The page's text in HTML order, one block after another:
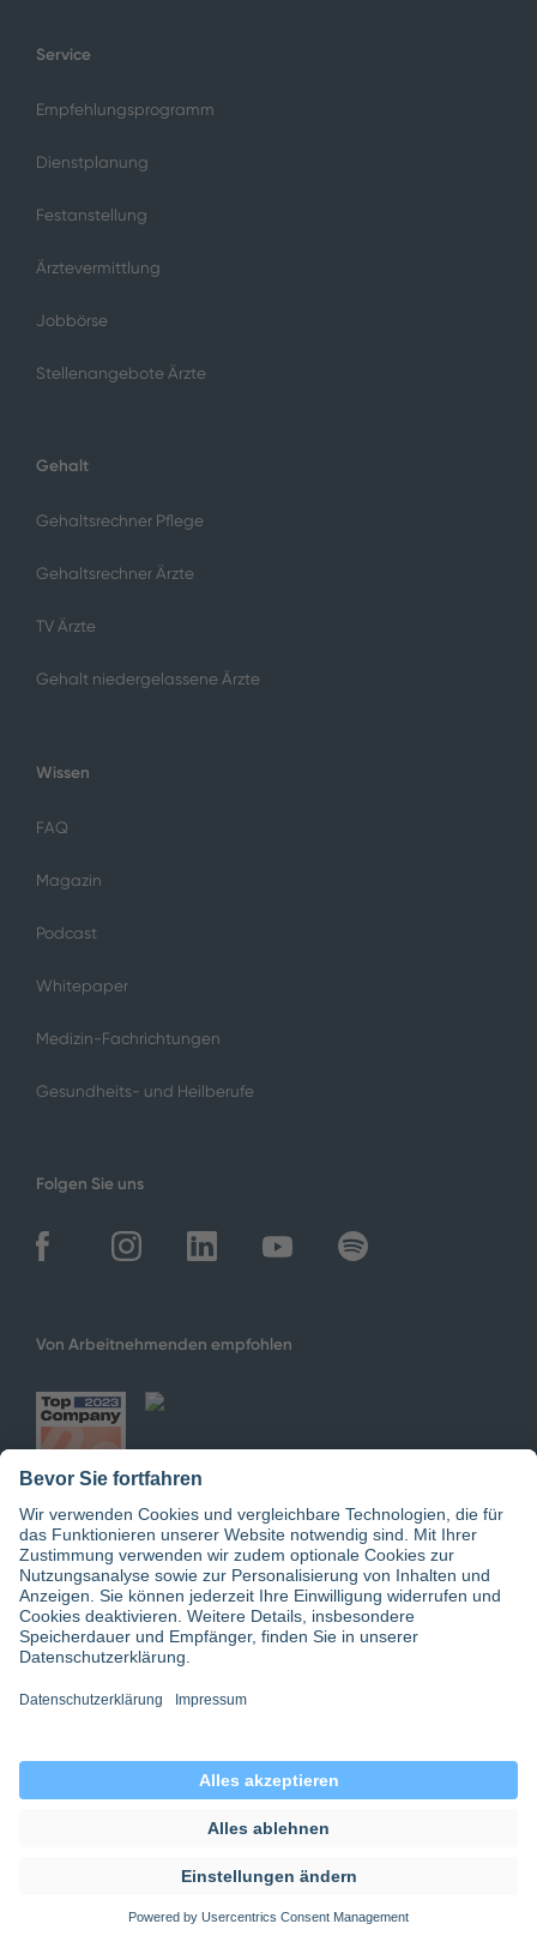
Service
Empfehlungsprogramm
Dienstplanung
Festanstellung
Ärztevermittlung
Jobbörse
Stellenangebote Ärzte
Gehalt
Gehaltsrechner Pflege
Gehaltsrechner Ärzte
TV Ärzte
Gehalt niedergelassene Ärzte
Wissen
FAQ
Magazin
Podcast
Whitepaper
Medizin-Fachrichtungen
Gesundheits- und Heilberufe
Folgen Sie uns
Von Arbeitnehmenden empfohlen
Jetzt doctari App downloaden
© 2026 doctari GmbH | doctari Pflege GmbH